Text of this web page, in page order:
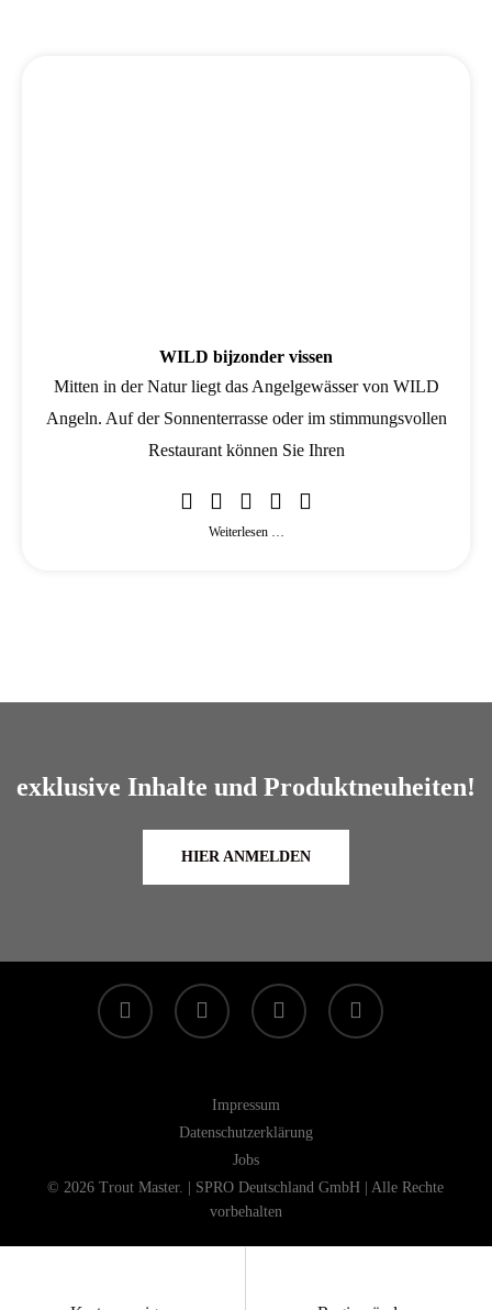
WILD bijzonder vissen
Mitten in der Natur liegt das Angelgewässer von WILD
Angeln. Auf der Sonnenterrasse oder im stimmungsvollen
Restaurant können Sie Ihren
Weiterlesen …
exklusive Inhalte und Produktneuheiten!
HIER ANMELDEN
facebook linkedin youtube instagram
Impressum
Datenschutzerklärung
Jobs
© 2026 Trout Master. | SPRO Deutschland GmbH | Alle Rechte
vorbehalten